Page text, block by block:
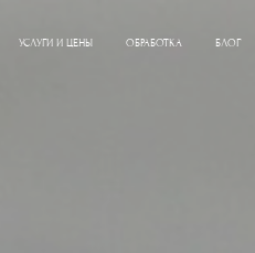
УСЛУГИ И ЦЕНЫ ОБРАБОТКА БЛОГ